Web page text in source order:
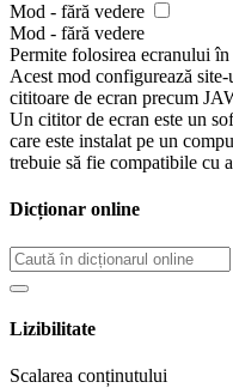
Mod - fără vedere
Mod - fără vedere
Permite folosirea ecranului
Acest mod configurează
cititoare de ecran precum
Un cititor de ecran este un
care este instalat pe un
trebuie să fie compatibile cu
Dicționar online
Lizibilitate
Scalarea conținutului